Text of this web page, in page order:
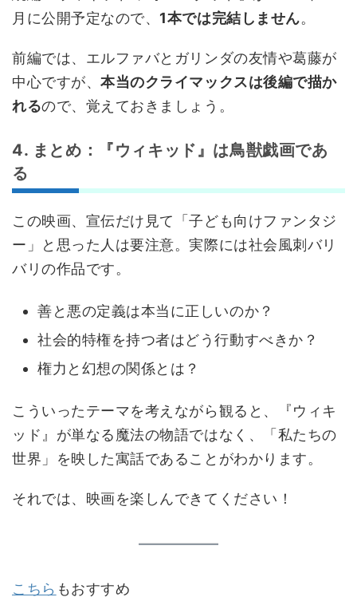
月に公開予定なので、 1本では完結しません。
前編では、エルファバとガリンダの友情や葛藤が
中心ですが、本当のクライマックスは後編で描か
れるので、覚えておきましょう。
4. まとめ：『ウィキッド』は鳥獣戯画であ
る
この映画、宣伝だけ見て「子ども向けファンタジ
ー」と思った人は要注意。実際には社会風刺バリ
バリの作品です。
善と悪の定義は本当に正しいのか？
社会的特権を持つ者はどう行動すべきか？
権力と幻想の関係とは？
こういったテーマを考えながら観ると、『ウィキ
ッド』が単なる魔法の物語ではなく、「私たちの
世界」を映した寓話であることがわかります。
それでは、映画を楽しんできてください！
こちら もおすすめ